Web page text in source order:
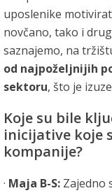
uposlenike
novčano, tako i
saznajemo, na
od najpoželjnijih
sektoru, što je
Koje su bile
inicijative koje
kompanije?
· Maja B-S: Zajedno